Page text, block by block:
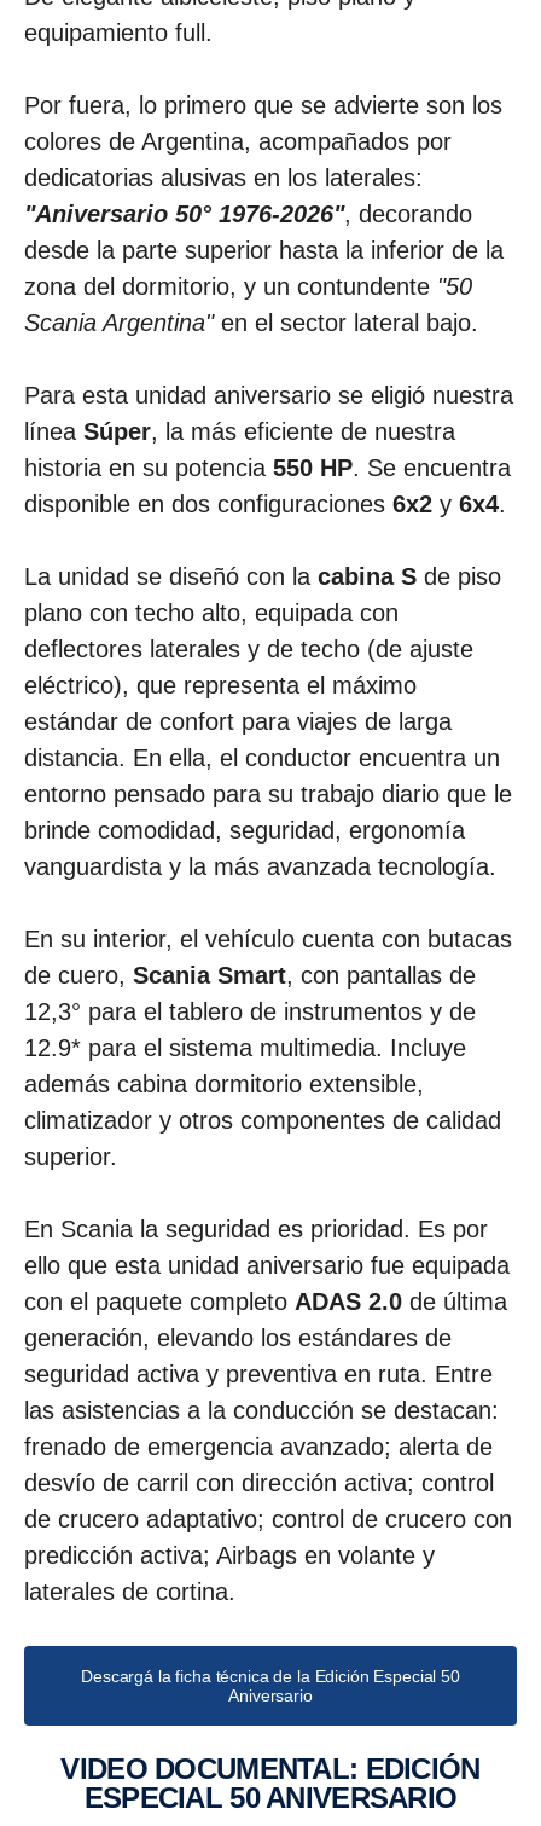
equipamiento full.
Por fuera, lo primero que se advierte son los
colores de Argentina, acompañados por
dedicatorias alusivas en los laterales:
"Aniversario 50° 1976-2026", decorando
desde la parte superior hasta la inferior de la
zona del dormitorio, y un contundente "50
Scania Argentina"en el sector lateral bajo.
Para esta unidad aniversario se eligió nuestra
línea Súper, la más eficiente de nuestra
historia en su potencia 550 HP. Se encuentra
disponible en dos configuraciones 6x2 y 6x4.
La unidad se diseñó con la cabina S de piso
plano con techo alto, equipada con
deflectores laterales y de techo (de ajuste
eléctrico), que representa el máximo
estándar de confort para viajes de larga
distancia. En ella, el conductor encuentra un
entorno pensado para su trabajo diario que le
brinde comodidad, seguridad, ergonomía
vanguardista y la más avanzada tecnología.
En su interior, el vehículo cuenta con butacas
de cuero, Scania Smart, con pantallas de
12,3° para el tablero de instrumentos y de
12.9* para el sistema multimedia. Incluye
además cabina dormitorio extensible,
climatizador y otros componentes de calidad
superior.
En Scania la seguridad es prioridad. Es por
ello que esta unidad aniversario fue equipada
con el paquete completo ADAS 2.0 de última
generación, elevando los estándares de
seguridad activa y preventiva en ruta. Entre
las asistencias a la conducción se destacan:
frenado de emergencia avanzado; alerta de
desvío de carril con dirección activa; control
de crucero adaptativo; control de crucero con
predicción activa; Airbags en volante y
laterales de cortina.
Descargá la ficha técnica de la Edición Especial 50
Aniversario
VIDEO DOCUMENTAL: EDICIÓN
ESPECIAL 50 ANIVERSARIO